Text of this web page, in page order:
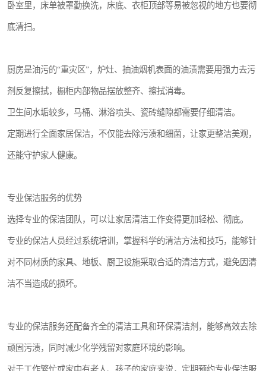
卧室里，床单被罩勤换洗，床底、衣柜顶部等易被忽视的地方也要彻
底清扫。
厨房是油污的“重灾区”，炉灶、抽油烟机表面的油渍需要用强力去污
剂反复擦拭，橱柜内部物品摆放整齐、擦拭消毒。
卫生间水垢较多，马桶、淋浴喷头、瓷砖缝隙都需要仔细清洁。
定期进行全面家居保洁，不仅能去除污渍和细菌，让家更整洁美观，
还能守护家人健康。
专业保洁服务的优势
选择专业的保洁团队，可以让家居清洁工作变得更加轻松、彻底。
专业的保洁人员经过系统培训，掌握科学的清洁方法和技巧，能够针
对不同材质的家具、地板、厨卫设施采取合适的清洁方式，避免因清
洁不当造成的损坏。
专业的保洁服务还配备齐全的清洁工具和环保清洁剂，能够高效去除
顽固污渍，同时减少化学残留对家庭环境的影响。